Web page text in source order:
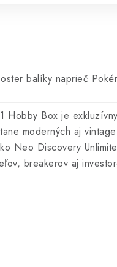
balíky naprieč
Hobby Box je
moderných aj
Neo Discovery
breakerov aj